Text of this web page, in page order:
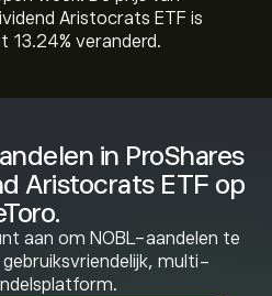
in ProShares
Aristocrats ETF op
aan om NOBL-aandelen te
gebruiksvriendelijk, multi-
Aristocrats ETF is
‎13.24‎% veranderd.